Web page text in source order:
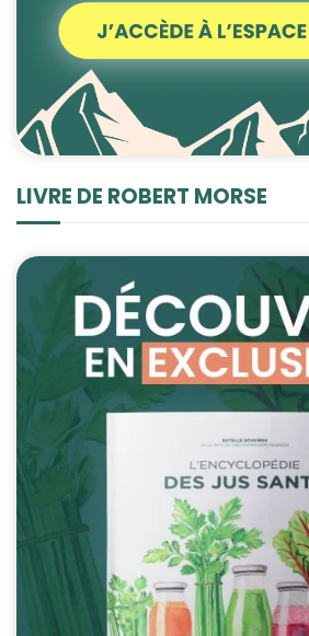
LIVRE DE ROBERT MORSE